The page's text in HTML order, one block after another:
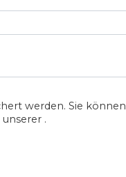
werden. Sie
.